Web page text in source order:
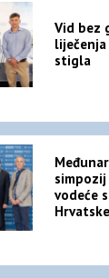
Vid bez
stigla
vodeće